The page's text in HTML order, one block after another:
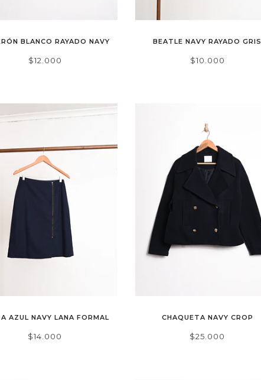
BLANCO RAYADO NAVY
$12.000
BEATLE NAVY RAYADO GRIS
$10.000
AZUL NAVY LANA FORMAL
$14.000
CHAQUETA NAVY CROP
$25.000